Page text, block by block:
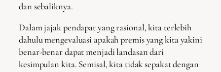
dan sebaliknya.
Dalam jajak pendapat yang rasional, kita terlebih
dahulu mengevaluasi apakah premis yang kita yakini
benar-benar dapat menjadi landasan dari
kesimpulan kita. Semisal, kita tidak sepakat dengan